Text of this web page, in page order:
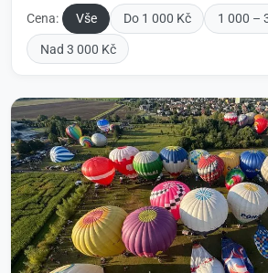
Cena: Vše Do 1 000 Kč 1 000 –
Nad 3 000 Kč